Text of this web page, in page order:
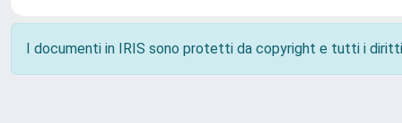
I documenti in IRIS sono protetti da copyright e tutti i